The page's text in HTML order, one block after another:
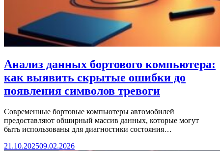
Анализ данных бортового компьютера:
как выявить скрытые ошибки до
появления символов тревоги
Современные бортовые компьютеры автомобилей
предоставляют обширный массив данных, которые могут
быть использованы для диагностики состояния…
21.10.202509.02.2026